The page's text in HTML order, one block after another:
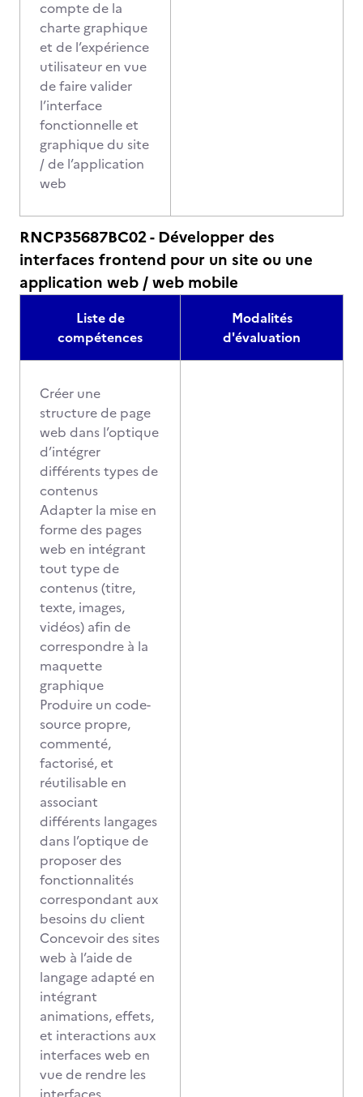
compte de la
charte graphique
et de l’expérience
utilisateur en vue
de faire valider
l’interface
fonctionnelle et
graphique du site
/ de l’application
web
RNCP35687BC02 - Développer des
interfaces frontend pour un site ou une
application web / web mobile
Liste de
compétences
Modalités
d'évaluation
Créer une
structure de page
web dans l’optique
d’intégrer
différents types de
contenus
Adapter la mise en
forme des pages
web en intégrant
tout type de
contenus (titre,
texte, images,
vidéos) afin de
correspondre à la
maquette
graphique
Produire un code-
source propre,
commenté,
factorisé, et
réutilisable en
associant
différents langages
dans l’optique de
proposer des
fonctionnalités
correspondant aux
besoins du client
Concevoir des sites
web à l’aide de
langage adapté en
intégrant
animations, effets,
et interactions aux
interfaces web en
vue de rendre les